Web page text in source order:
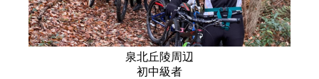
泉北丘陵周辺
初中級者